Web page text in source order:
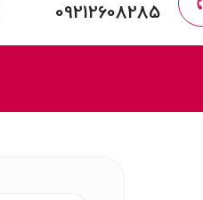
09212608285